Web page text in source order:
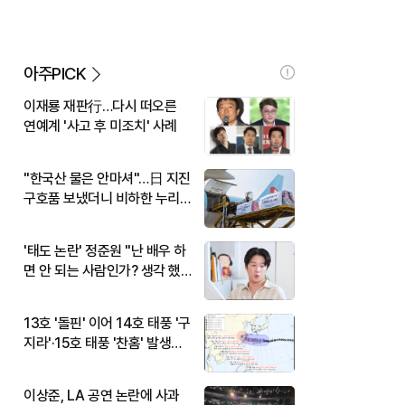
아주PICK
이재룡 재판行…다시 떠오른
연예계 '사고 후 미조치' 사례
"한국산 물은 안마셔"…日 지진
구호품 보냈더니 비하한 누리
'태도 논란' 정준원 "난 배우 하
면 안 되는 사람인가? 생각 했
13호 '돌핀' 이어 14호 태풍 '구
지라'·15호 태풍 '찬홈' 발생…
이상준, LA 공연 논란에 사과